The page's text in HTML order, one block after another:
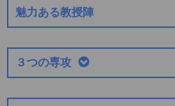
魅力ある教授陣
３つの専攻